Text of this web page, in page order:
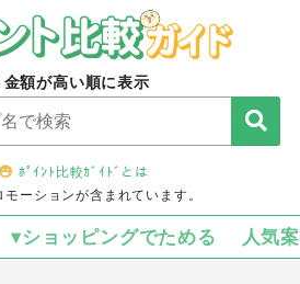
金額が高い順に表示
ﾎﾟｲﾝﾄ比較ｶﾞｲﾄﾞとは
ーションが含まれています。
▾ショッピングでためる 人気